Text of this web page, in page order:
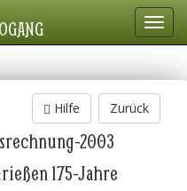
Zurück
Hilfe
2003
175-Jahre